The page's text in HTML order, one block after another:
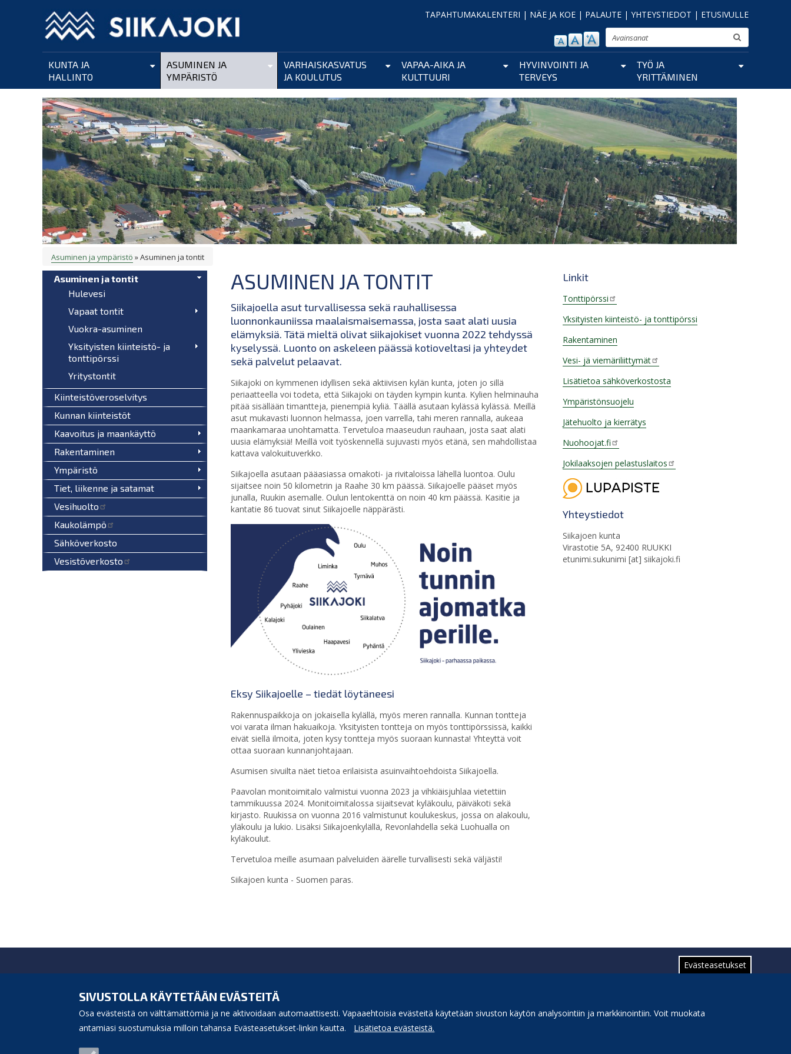
Evästeasetukset
SIVUSTOLLA KÄYTETÄÄN EVÄSTEITÄ
Osa evästeistä on välttämättömiä ja ne aktivoidaan automaattisesti. Vapaaehtoisia evästeitä käytetään sivuston käytön analysointiin ja markkinointiin. Voit muokata
antamiasi suostumuksia milloin tahansa Evästeasetukset-linkin kautta.
Lisätietoa evästeistä.
Hyppää
pääsisältöön
TAPAHTUMAKALENTERI | NÄE JA KOE | PALAUTE | YHTEYSTIEDOT | ETUSIVULLE
Etsi
KUNTA JA
HALLINTO
ASUMINEN JA
YMPÄRISTÖ
VARHAISKASVATUS
JA KOULUTUS
VAPAA-AIKA JA
KULTTUURI
HYVINVOINTI JA
TERVEYS
TYÖ JA
YRITTÄMINEN
MURUPOLKU
Asuminen ja ympäristö Asuminen ja tontit
Asuminen ja tontit
Hulevesi
Vapaat tontit
Vuokra-asuminen
Yksityisten kiinteistö- ja
tonttipörssi
Yritystontit
Kiinteistöveroselvitys
Kunnan kiinteistöt
Kaavoitus ja maankäyttö
Rakentaminen
Ympäristö
Tiet, liikenne ja satamat
Vesihuolto
Kaukolämpö
Sähköverkosto
Vesistöverkosto
ASUMINEN JA TONTIT
Siikajoella asut turvallisessa sekä rauhallisessa
luonnonkauniissa maalaismaisemassa, josta saat alati uusia
elämyksiä. Tätä mieltä olivat siikajokiset vuonna 2022 tehdyssä
kyselyssä. Luonto on askeleen päässä kotioveltasi ja yhteydet
sekä palvelut pelaavat.
Siikajoki on kymmenen idyllisen sekä aktiivisen kylän kunta, joten jo sillä
periaatteella voi todeta, että Siikajoki on täyden kympin kunta. Kylien helminauha
pitää sisällään timantteja, pienempiä kyliä. Täällä asutaan kylässä kylässä. Meillä
asut mukavasti luonnon helmassa, joen varrella, tahi meren rannalla, aukeaa
maankamaraa unohtamatta. Tervetuloa maaseudun rauhaan, josta saat alati
uusia elämyksiä! Meillä voit työskennellä sujuvasti myös etänä, sen mahdollistaa
kattava valokuituverkko.
Siikajoella asutaan pääasiassa omakoti- ja rivitaloissa lähellä luontoa. Oulu
sijaitsee noin 50 kilometrin ja Raahe 30 km päässä. Siikajoelle pääset myös
junalla, Ruukin asemalle. Oulun lentokenttä on noin 40 km päässä. Kasitie ja
kantatie 86 tuovat sinut Siikajoelle näppärästi.
Eksy Siikajoelle – tiedät löytäneesi
Rakennuspaikkoja on jokaisella kylällä, myös meren rannalla. Kunnan tontteja
voi varata ilman hakuaikoja. Yksityisten tontteja on myös tonttipörssissä, kaikki
eivät siellä ilmoita, joten kysy tontteja myös suoraan kunnasta! Yhteyttä voit
ottaa suoraan kunnanjohtajaan.
Asumisen sivuilta näet tietoa erilaisista asuinvaihtoehdoista Siikajoella.
Paavolan monitoimitalo valmistui vuonna 2023 ja vihkiäisjuhlaa vietettiin
tammikuussa 2024. Monitoimitalossa sijaitsevat kyläkoulu, päiväkoti sekä
kirjasto. Ruukissa on vuonna 2016 valmistunut koulukeskus, jossa on alakoulu,
yläkoulu ja lukio. Lisäksi Siikajoenkylällä, Revonlahdella sekä Luohualla on
kyläkoulut.
Tervetuloa meille asumaan palveluiden äärelle turvallisesti sekä väljästi!
Siikajoen kunta - Suomen paras.
Linkit
Tonttipörssi
Yksityisten kiinteistö- ja tonttipörssi
Rakentaminen
Vesi- jä viemäriliittymät
Lisätietoa sähköverkostosta
Ympäristönsuojelu
Jätehuolto ja kierrätys
Nuohoojat.fi
Jokilaaksojen pelastuslaitos
Yhteystiedot
Siikajoen kunta
Virastotie 5A, 92400 RUUKKI
etunimi.sukunimi [at] siikajoki.fi
Virastotie 5A
92400 Ruukki
puh. 040 3156 299